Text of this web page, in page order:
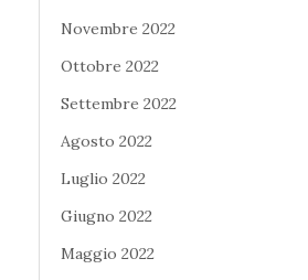
Novembre 2022
Ottobre 2022
Settembre 2022
Agosto 2022
Luglio 2022
Giugno 2022
Maggio 2022